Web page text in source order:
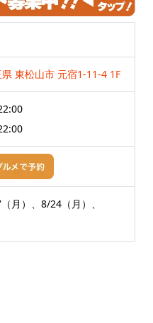
東松山市 元宿1-11-4 1F
月）、8/24（月）、